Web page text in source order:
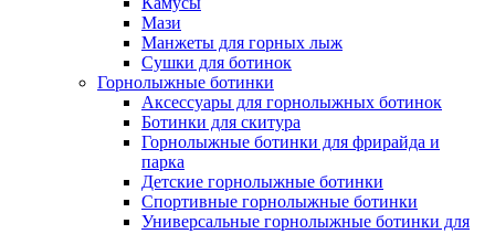
Мази
Манжеты для горных лыж
Сушки для ботинок
Горнолыжные ботинки
Аксессуары для горнолыжных ботинок
Ботинки для скитура
Горнолыжные ботинки для фрирайда и
парка
Детские горнолыжные ботинки
Спортивные горнолыжные ботинки
Универсальные горнолыжные ботинки для